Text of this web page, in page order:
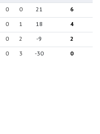
0 0 21
6
0 1 18
4
0 2 -9
2
0 3 -30 0